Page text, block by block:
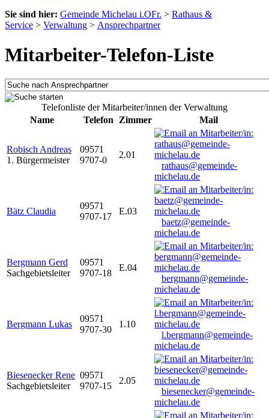
Sie sind hier: Gemeinde Michelau i.OFr. > Rathaus &
Service > Verwaltung > Ansprechpartner
Mitarbeiter-Telefon-Liste
Telefonliste der Mitarbeiter/innen der Verwaltung
Name
Telefon Zimmer Mail
Robisch Andreas
1. Bürgermeister
09571
9707-0
2.01
rathaus@gemeinde-
michelau.de
Bätz Claudia
09571
9707-17
E.03
baetz@gemeinde-
michelau.de
Bergmann Gerd
Sachgebietsleiter
09571
9707-18
E.04
bergmann@gemeinde-
michelau.de
Bergmann Lukas
09571
9707-30
1.10
l.bergmann@gemeinde-
michelau.de
Biesenecker Rene
Sachgebietsleiter
09571
9707-15
2.05
biesenecker@gemeinde-
michelau.de